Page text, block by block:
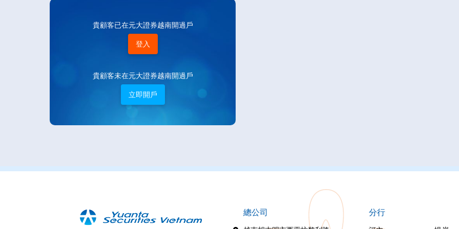
貴顧客已在元大證券越南開過戶
登入
貴顧客未在元大證券越南開過戶
立即開戶
總公司 分行